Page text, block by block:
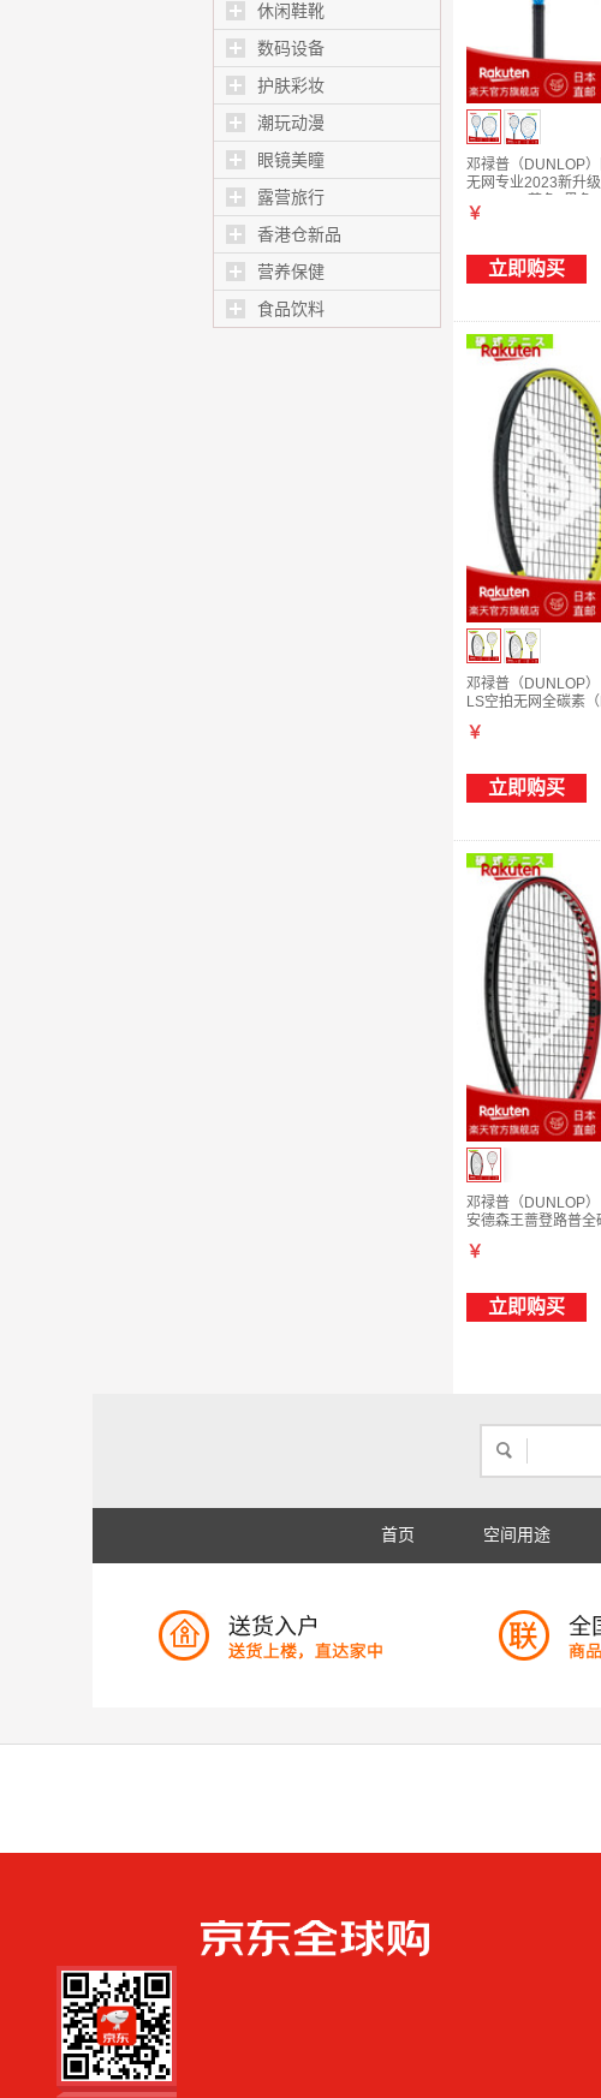
休闲鞋靴
数码设备
护肤彩妆
潮玩动漫
眼镜美瞳
露营旅行
香港仓新品
营养保健
食品饮料
邓禄普（DUNLOP
无网专业2023新升
￥
立即购买
邓禄普（DUNLOP
LS空拍无网全碳素
￥
立即购买
邓禄普（DUNLOP
安德森王蔷登路普
￥
立即购买
首页 空间用途
手机扫一扫，劲
爆优惠触手可